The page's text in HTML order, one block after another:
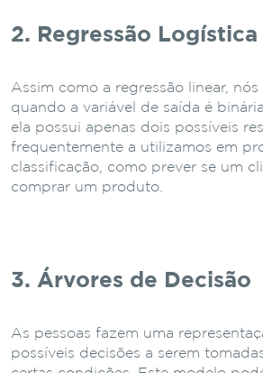
2. Regressão Logística
Assim como a regressão linear,
quando a variável de saída é
ela possui apenas dois possíveis
frequentemente a utilizamos em
classificação, como prever se um
comprar um produto.
3. Árvores de Decisão
As pessoas fazem uma
possíveis decisões a serem